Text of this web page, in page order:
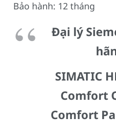
Bảo hành: 12 tháng
Đại lý
SIMATIC
Comfort
Comfort